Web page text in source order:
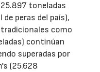
toneladas
peras del país),
como
continúan
superadas por
(25.628